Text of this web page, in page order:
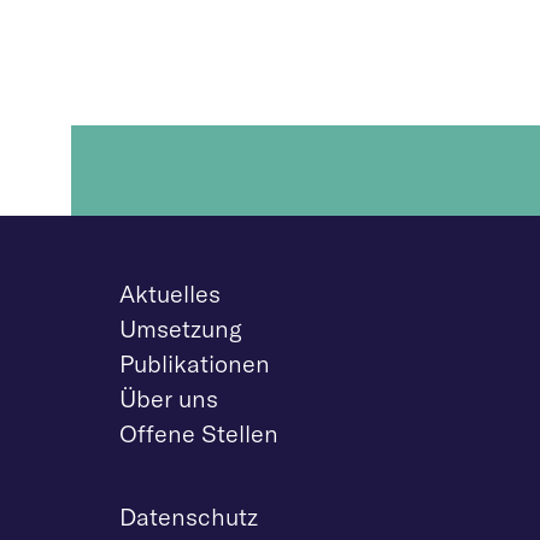
Aktuelles
Umsetzung
Publikationen
Über uns
Offene Stellen
Datenschutz